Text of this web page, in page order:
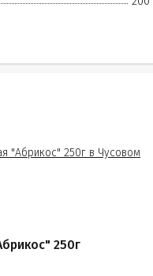
250г